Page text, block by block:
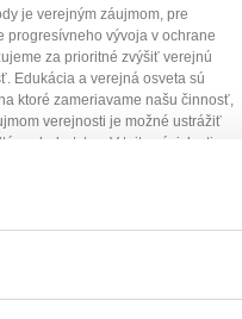
je verejným záujmom, pre
progresívneho vývoja v ochrane
za prioritné zvýšiť verejnú
Edukácia a verejná osveta sú
ktoré zameriavame našu činnosť,
verejnosti je možné ustrážiť
bohatstvo. V tejto súvislosti
viac